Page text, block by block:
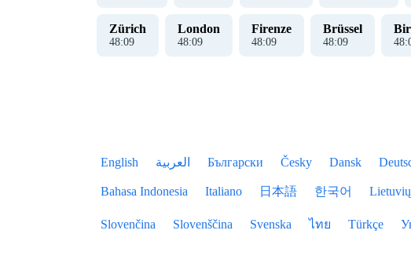
Zürich
48:10
London
48:10
Firenze
48:10
Brüssel
48:10 48:
English العربية Български Česky Dansk
Bahasa Indonesia Italiano 日本語 한국어 Lietuvių
Slovenčina Slovenščina Svenska ไทย Türkçe